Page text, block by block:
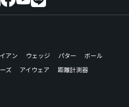
アン ウェッジ パター
ボール
ズ アイウェア
距離計測器